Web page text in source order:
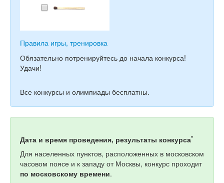
Правила игры, тренировка
Обязательно потренируйтесь до начала конкурса!
Удачи!
Все конкурсы и олимпиады бесплатны.
Дата и время проведения, результаты конкурса*
Для населенных пунктов, расположенных в московском
часовом поясе и к западу от Москвы, конкурс проходит
по московскому времени.